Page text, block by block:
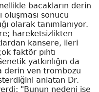
bacakların derin
oluşması sonucu
olarak tanımlanıyor.
hareketsizlikten
kansere, ileri
faktör pıhtı
yatkınlığın da
derin ven trombozu
anlatan Dr.
"Bunun nedeni ise